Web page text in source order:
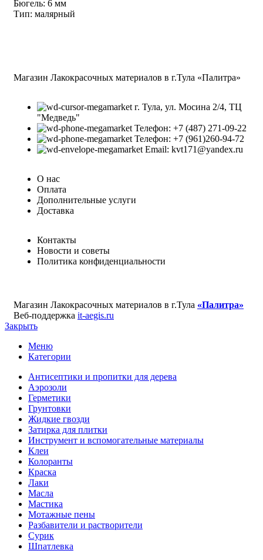
Бюгель: 6 мм
Тип: малярный
Магазин Лакокрасочных материалов в г.Тула «Палитра»
г. Тула, ул. Мосина 2/4, ТЦ
"Медведь"
Телефон: +7 (487) 271-09-22
Телефон: +7 (961)260-94-72
Email: kvt171@yandex.ru
О нас
Оплата
Дополнительные услуги
Доставка
Контакты
Новости и советы
Политика конфиденциальности
Магазин Лакокрасочных материалов в г.Тула «Палитра»
Веб-поддержка it-aegis.ru
Закрыть
Меню
Категории
Антисептики и пропитки для дерева
Аэрозоли
Герметики
Грунтовки
Жидкие гвозди
Затирка для плитки
Инструмент и вспомогательные материалы
Клеи
Колоранты
Краска
Лаки
Масла
Мастика
Мотажные пены
Разбавители и растворители
Сурик
Шпатлевка